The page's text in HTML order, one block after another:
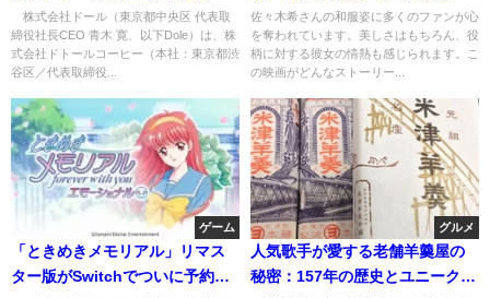
もったいないバナナプロジェク
ト
株式会社ドール（東京都中央区 代表取
締役社長CEO 青木 寛、以下Dole）は、株
式会社ドトールコーヒー（本社：東京都渋
谷区／代表取締役...
に
佐々木希さんの和服姿に多くのファンが心
を奪われています。美しさはもちろん、役
柄に対する彼女の情熱も感じられます。こ
の映画がどんなストーリー...
ゲーム
「ときめきメモリアル」リマス
ター版がSwitchでついに予約開
グルメ
人気歌手が愛する老舗羊羹屋の
秘密：157年の歴史とユニークな